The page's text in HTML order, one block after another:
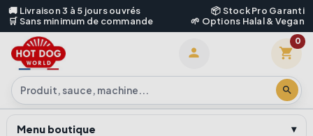
🚚 Livraison 3 à 5 jours ouvrés
📦 Stock Pro Garanti
🛒 Sans minimum de commande
🌱 Options Halal & Vegan

search
shopping_cart
0
Menu boutique